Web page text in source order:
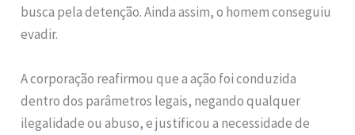
busca pela detenção. Ainda assim, o homem conseguiu
evadir.
A corporação reafirmou que a ação foi conduzida
dentro dos parâmetros legais, negando qualquer
ilegalidade ou abuso, e justificou a necessidade de